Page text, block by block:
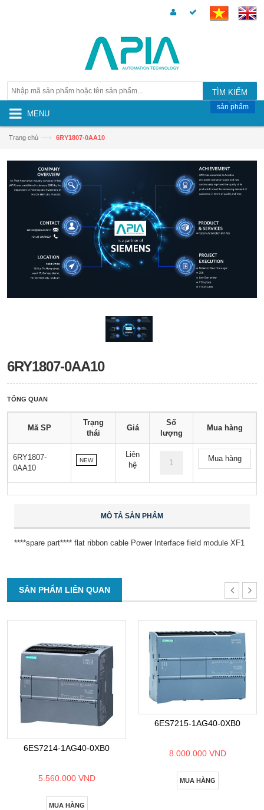
TÌM KIẾM
MENU
sản phẩm
Trang chủ —› 6RY1807-0AA10
6RY1807-0AA10
TỔNG QUAN
Mã SP
Trạng
thái
Giá
Số
lượng
Mua hàng
6RY1807-
0AA10
NEW
Liên
hệ
Mua hàng
MÔ TẢ SẢN PHẨM
****spare part**** flat ribbon cable Power Interface field module XF1
SẢN PHẨM LIÊN QUAN
6ES7214-1AG40-0XB0
5.560.000 VND
MUA HÀNG
6ES7215-1AG40-0XB0
8.000.000 VND
MUA HÀNG